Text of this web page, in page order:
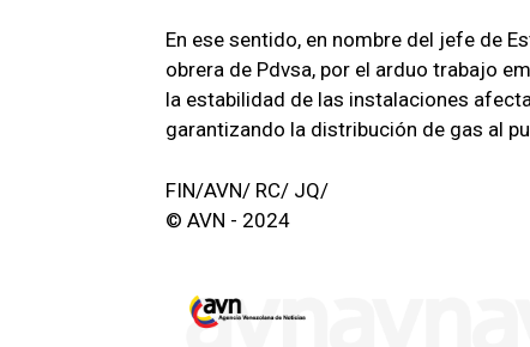
En ese sentido, en nombre del jefe de
obrera de Pdvsa, por el arduo trabajo
la estabilidad de las instalaciones
garantizando la distribución de gas al
FIN/AVN/ RC/ JQ/
© AVN - 2024